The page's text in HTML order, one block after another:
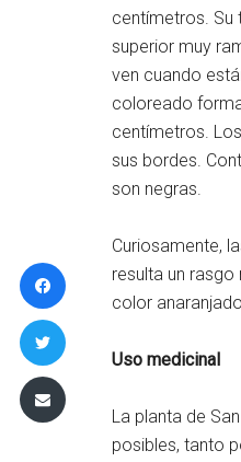
centímetros. Su
superior muy
ven cuando
coloreado
centímetros.
sus bordes.
son negras.
Curiosamente,
resulta un
color
Uso medicinal
La planta de
posibles, tanto